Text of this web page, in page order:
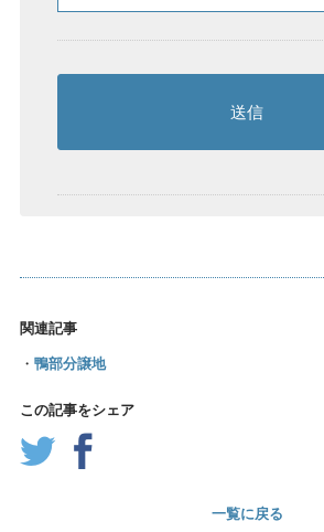
関連記事
・ 鴨部分譲地
この記事をシェア
一覧に戻る